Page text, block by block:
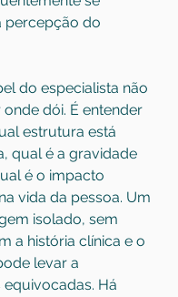
percepção do
do especialista não
dói. É entender
estrutura está
qual é a gravidade
é o impacto
vida da pessoa. Um
isolado, sem
a história clínica e o
levar a
Há